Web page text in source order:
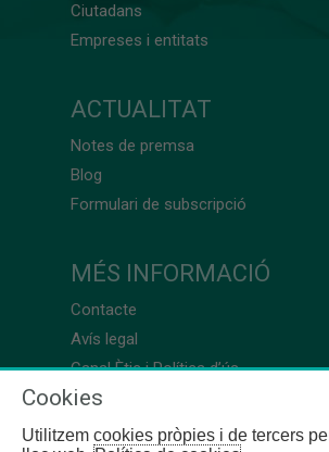
Ciutadans
Empreses i entitats
ACTUALITAT
Notes de premsa
Blog
Formulari de subscripció
MÉS INFORMACIÓ
Contacte
Avís legal
Canal Ètic i Política d’ús
Cookies
Utilitzem cookies pròpies i de tercers